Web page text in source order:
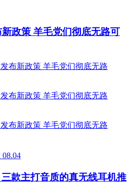
政策 羊毛党们彻底无路可
08.04
款主打音质的真无线耳机推